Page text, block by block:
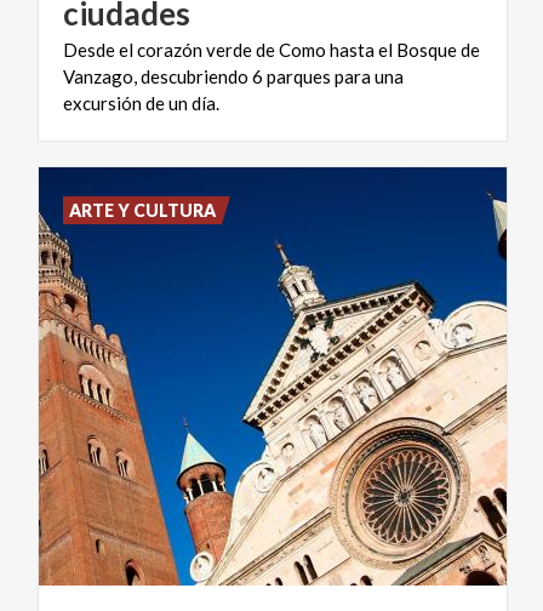
ciudades
Desde el corazón verde de Como hasta el Bosque de
Vanzago, descubriendo 6 parques para una
excursión de un día.
ARTE Y CULTURA